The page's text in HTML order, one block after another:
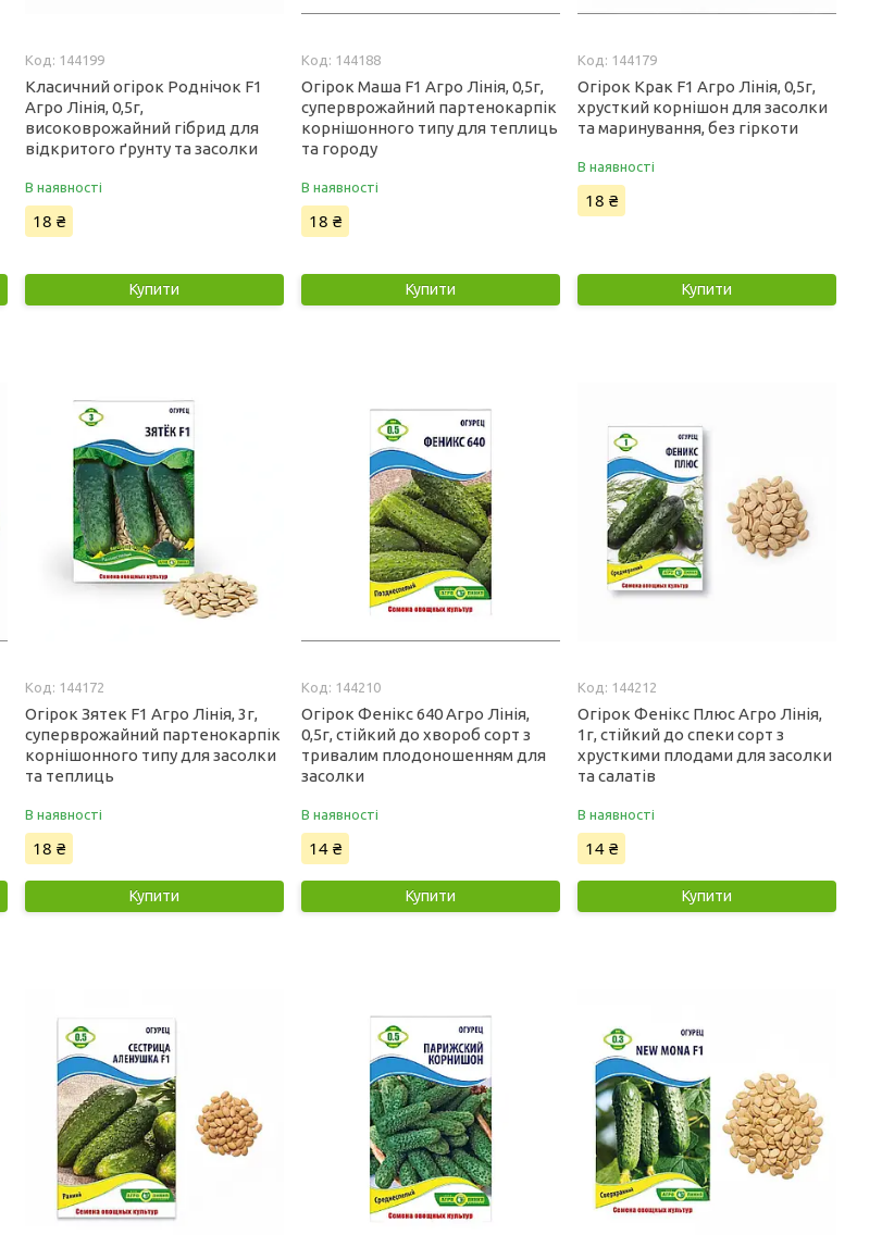
144199
Класичний огірок Роднічок F1
Агро Лінія, 0,5г,
високоврожайний гібрид для
відкритого ґрунту та засолки
В наявності
18 ₴
Купити
144188
Огірок Маша F1 Агро Лінія, 0,5г,
суперврожайний партенокарпік
корнішонного типу для теплиць
та городу
В наявності
18 ₴
Купити
144179
Огірок Крак F1 Агро Лінія, 0,5г,
хрусткий корнішон для засолки
та маринування, без гіркоти
В наявності
18 ₴
Купити
144172
Огірок Зятек F1 Агро Лінія, 3г,
суперврожайний партенокарпік
корнішонного типу для засолки
та теплиць
В наявності
18 ₴
Купити
144210
Огірок Фенікс 640 Агро Лінія,
0,5г, стійкий до хвороб сорт з
тривалим плодоношенням для
засолки
В наявності
14 ₴
Купити
144212
Огірок Фенікс Плюс Агро Лінія,
1г, стійкий до спеки сорт з
хрусткими плодами для засолки
та салатів
В наявності
14 ₴
Купити